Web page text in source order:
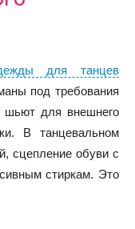
для танцев
под требования
шьют для внешнего
В танцевальном
сцепление обуви с
стиркам. Это